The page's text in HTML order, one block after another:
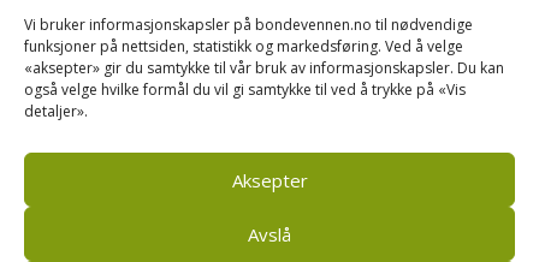
Vi bruker informasjonskapsler på bondevennen.no til nødvendige
funksjoner på nettsiden, statistikk og markedsføring. Ved å velge
«aksepter» gir du samtykke til vår bruk av informasjonskapsler. Du kan
også velge hvilke formål du vil gi samtykke til ved å trykke på «Vis
detaljer».
Aksepter
Avslå
Kusignal